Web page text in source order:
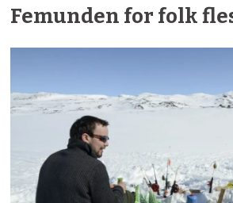
Femunden for folk